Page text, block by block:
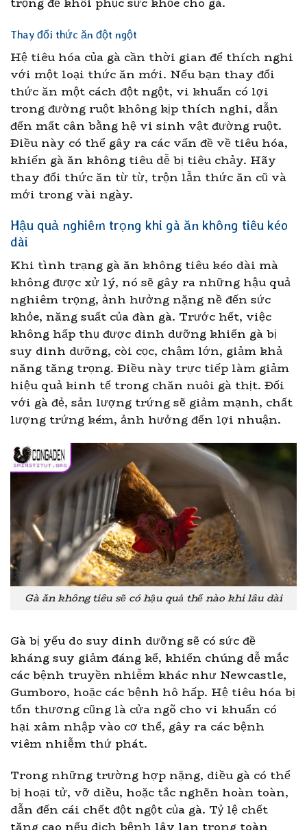
Thay đổi thức ăn đột ngột
Hệ tiêu hóa của gà cần thời gian để thích nghi
với một loại thức ăn mới. Nếu bạn thay đổi
thức ăn một cách đột ngột, vi khuẩn có lợi
trong đường ruột không kịp thích nghi, dẫn
đến mất cân bằng hệ vi sinh vật đường ruột.
Điều này có thể gây ra các vấn đề về tiêu hóa,
khiến gà ăn không tiêu dễ bị tiêu chảy. Hãy
thay đổi thức ăn từ từ, trộn lẫn thức ăn cũ và
mới trong vài ngày.
Hậu quả nghiêm trọng khi gà ăn không tiêu kéo
dài
Khi tình trạng gà ăn không tiêu kéo dài mà
không được xử lý, nó sẽ gây ra những hậu quả
nghiêm trọng, ảnh hưởng nặng nề đến sức
khỏe, năng suất của đàn gà. Trước hết, việc
không hấp thụ được dinh dưỡng khiến gà bị
suy dinh dưỡng, còi cọc, chậm lớn, giảm khả
năng tăng trọng. Điều này trực tiếp làm giảm
hiệu quả kinh tế trong chăn nuôi gà thịt. Đối
với gà đẻ, sản lượng trứng sẽ giảm mạnh, chất
lượng trứng kém, ảnh hưởng đến lợi nhuận.
Gà ăn không tiêu sẽ có hậu quả thế nào khi lâu dài
Gà bị yếu do suy dinh dưỡng sẽ có sức đề
kháng suy giảm đáng kể, khiến chúng dễ mắc
các bệnh truyền nhiễm khác như Newcastle,
Gumboro, hoặc các bệnh hô hấp. Hệ tiêu hóa bị
tổn thương cũng là cửa ngõ cho vi khuẩn có
hại xâm nhập vào cơ thể, gây ra các bệnh
viêm nhiễm thứ phát.
Trong những trường hợp nặng, diều gà có thể
bị hoại tử, vỡ diều, hoặc tắc nghẽn hoàn toàn,
dẫn đến cái chết đột ngột của gà. Tỷ lệ chết